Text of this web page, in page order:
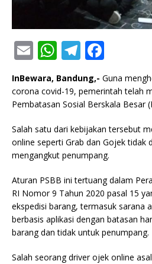
E
ai
l
W
h
at
s
A
p
p
T
e
g
ra
m
a
c
e
b
o
o
k
InBewara, Bandung,- Guna
corona covid-19, pemerintah telah
Pembatasan Sosial Berskala Besar
Salah satu dari kebijakan tersebut
online seperti Grab dan Gojek tidak
mengangkut penumpang.
Aturan PSBB ini tertuang dalam
RI Nomor 9 Tahun 2020 pasal 15
ekspedisi barang, termasuk sarana
berbasis aplikasi dengan batasan
barang dan tidak untuk penumpang.
Salah seorang driver ojek online